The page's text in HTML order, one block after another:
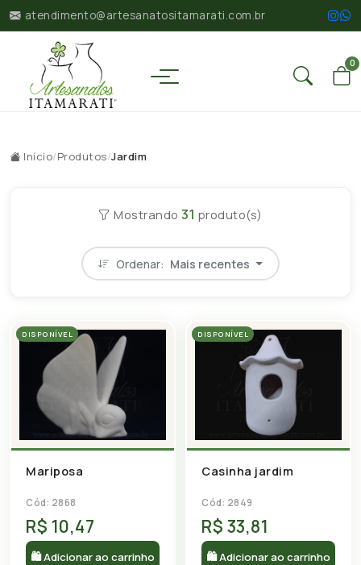
atendimento@artesanatositamarati.com.br
0
Início/Produtos/Jardim
Mostrando31 produto(s)
Ordenar: Mais recentes
DISPONÍVEL
Mariposa
Cód: 2868
R$ 10,47
🛍 Adicionar ao carrinho
DISPONÍVEL
Casinha jardim
Cód: 2849
R$ 33,81
🛍 Adicionar ao carrinho